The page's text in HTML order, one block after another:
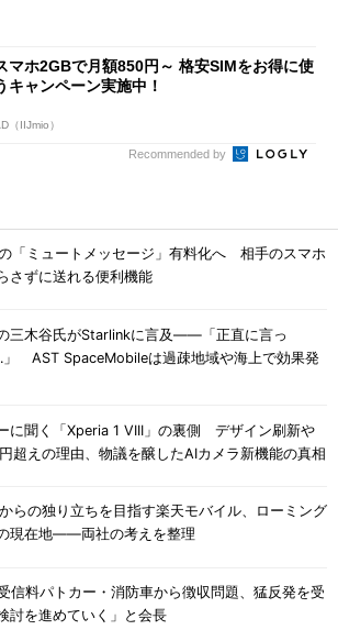
マホ2GBで月額850円～ 格安SIMをお得に使
キャンペーン実施中！
（IIJmio）
Recommended by
「ミュートメッセージ」有料化へ 相手のスマホ
さずに送れる便利機能
三木谷氏がStarlinkに言及――「正直に言っ
AST SpaceMobileは過疎地域や海上で効果発
に聞く「Xperia 1 VIII」の裏側 デザイン刷新や
超えの理由、物議を醸したAIカメラ新機能の真相
らの独り立ちを目指す楽天モバイル、ローミング
現在地――両社の考えを整理
信料パトカー・消防車から徴収問題、猛反発を受
討を進めていく」と会長